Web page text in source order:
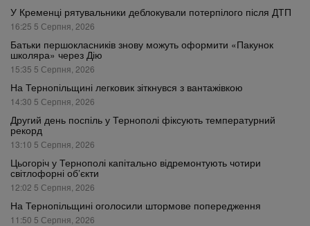
У Кременці рятувальники деблокували потерпілого після ДТП
16:25 5 Серпня, 2026
Батьки першокласників знову можуть оформити «Пакунок
школяра» через Дію
15:35 5 Серпня, 2026
На Тернопільщині легковик зіткнувся з вантажівкою
14:30 5 Серпня, 2026
Другий день поспіль у Тернополі фіксують температурний
рекорд
13:10 5 Серпня, 2026
Цьогоріч у Тернополі капітально відремонтують чотири
світлофорні об’єкти
12:02 5 Серпня, 2026
На Тернопільщині оголосили штормове попередження
11:50 5 Серпня, 2026